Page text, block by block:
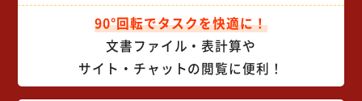
90°回転でタスクを快適に！
文書ファイル・表計算や
サイト・チャットの閲覧に便利！